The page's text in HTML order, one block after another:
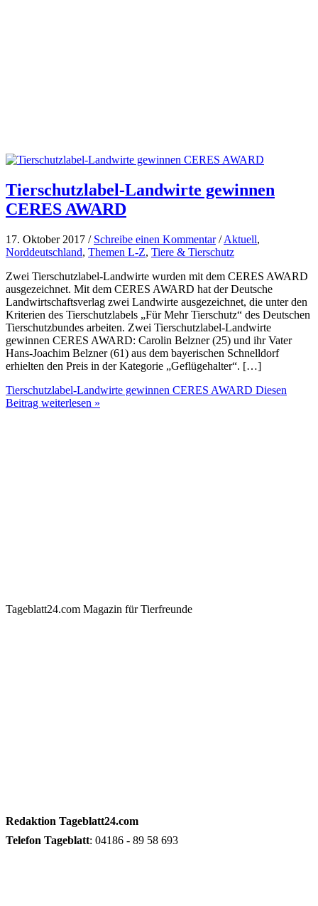
Tierschutzlabel-Landwirte gewinnen
CERES AWARD
17. Oktober 2017 / Schreibe einen Kommentar /Aktuell,
Norddeutschland, Themen L-Z, Tiere & Tierschutz
Zwei Tierschutzlabel-Landwirte wurden mit dem CERES AWARD
ausgezeichnet. Mit dem CERES AWARD hat der Deutsche
Landwirtschaftsverlag zwei Landwirte ausgezeichnet, die unter den
Kriterien des Tierschutzlabels „Für Mehr Tierschutz“ des Deutschen
Tierschutzbundes arbeiten. Zwei Tierschutzlabel-Landwirte
gewinnen CERES AWARD: Carolin Belzner (25) und ihr Vater
Hans-Joachim Belzner (61) aus dem bayerischen Schnelldorf
erhielten den Preis in der Kategorie „Geflügehalter“. […]
Tierschutzlabel-Landwirte gewinnen CERES AWARD Diesen
Beitrag weiterlesen »
Tageblatt24.com Magazin für Tierfreunde
Redaktion Tageblatt24.com
Telefon Tageblatt: 04186 - 89 58 693